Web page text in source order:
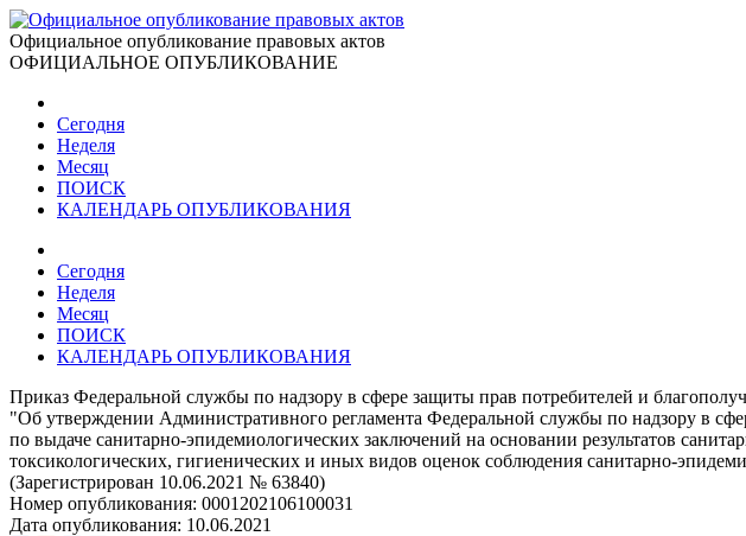
Официальное опубликование правовых актов
ОФИЦИАЛЬНОЕ ОПУБЛИКОВАНИЕ
Сегодня
Неделя
Месяц
ПОИСК
КАЛЕНДАРЬ ОПУБЛИКОВАНИЯ
Сегодня
Неделя
Месяц
ПОИСК
КАЛЕНДАРЬ ОПУБЛИКОВАНИЯ
Приказ Федеральной службы по надзору в сфере защиты прав потребителей и
"Об утверждении Административного регламента Федеральной службы по надзору в
по выдаче санитарно-эпидемиологических заключений на основании результатов
токсикологических, гигиенических и иных видов оценок соблюдения санитарно-
(Зарегистрирован 10.06.2021 № 63840)
Номер опубликования: 0001202106100031
Дата опубликования: 10.06.2021